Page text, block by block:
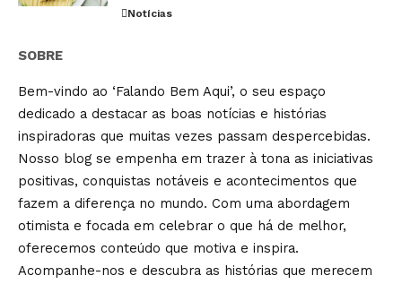
Notícias
SOBRE
Bem-vindo ao ‘Falando Bem Aqui’, o seu espaço
dedicado a destacar as boas notícias e histórias
inspiradoras que muitas vezes passam despercebidas.
Nosso blog se empenha em trazer à tona as iniciativas
positivas, conquistas notáveis e acontecimentos que
fazem a diferença no mundo. Com uma abordagem
otimista e focada em celebrar o que há de melhor,
oferecemos conteúdo que motiva e inspira.
Acompanhe-nos e descubra as histórias que merecem